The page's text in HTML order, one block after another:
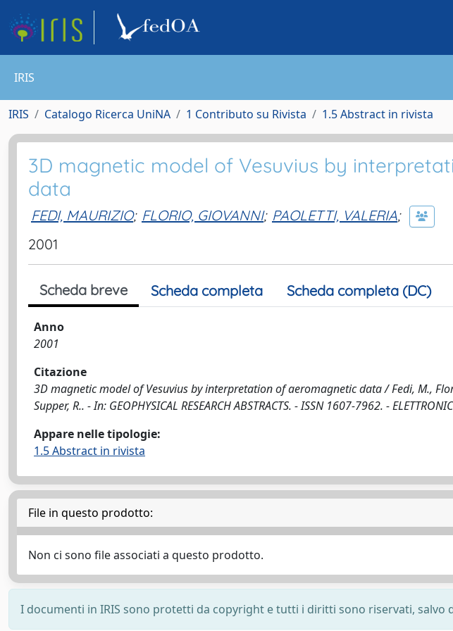
IRIS
IRIS Catalogo Ricerca UniNA 1 Contributo su Rivista 1.5 Abstract in rivista
3D magnetic model of Vesuvius by
data
FEDI, MAURIZIO; FLORIO, GIOVANNI; PAOLETTI, VALERIA;
2001
Scheda breve Scheda completa Scheda completa (DC)
Anno
2001
Citazione
3D magnetic model of Vesuvius by interpretation of aeromagnetic data / Fedi, M.,
Supper, R.. - In: GEOPHYSICAL RESEARCH ABSTRACTS. - ISSN 1607-7962. -
Appare nelle tipologie:
1.5 Abstract in rivista
File in questo prodotto:
Non ci sono file associati a questo prodotto.
I documenti in IRIS sono protetti da copyright e tutti i diritti sono riservati, salvo